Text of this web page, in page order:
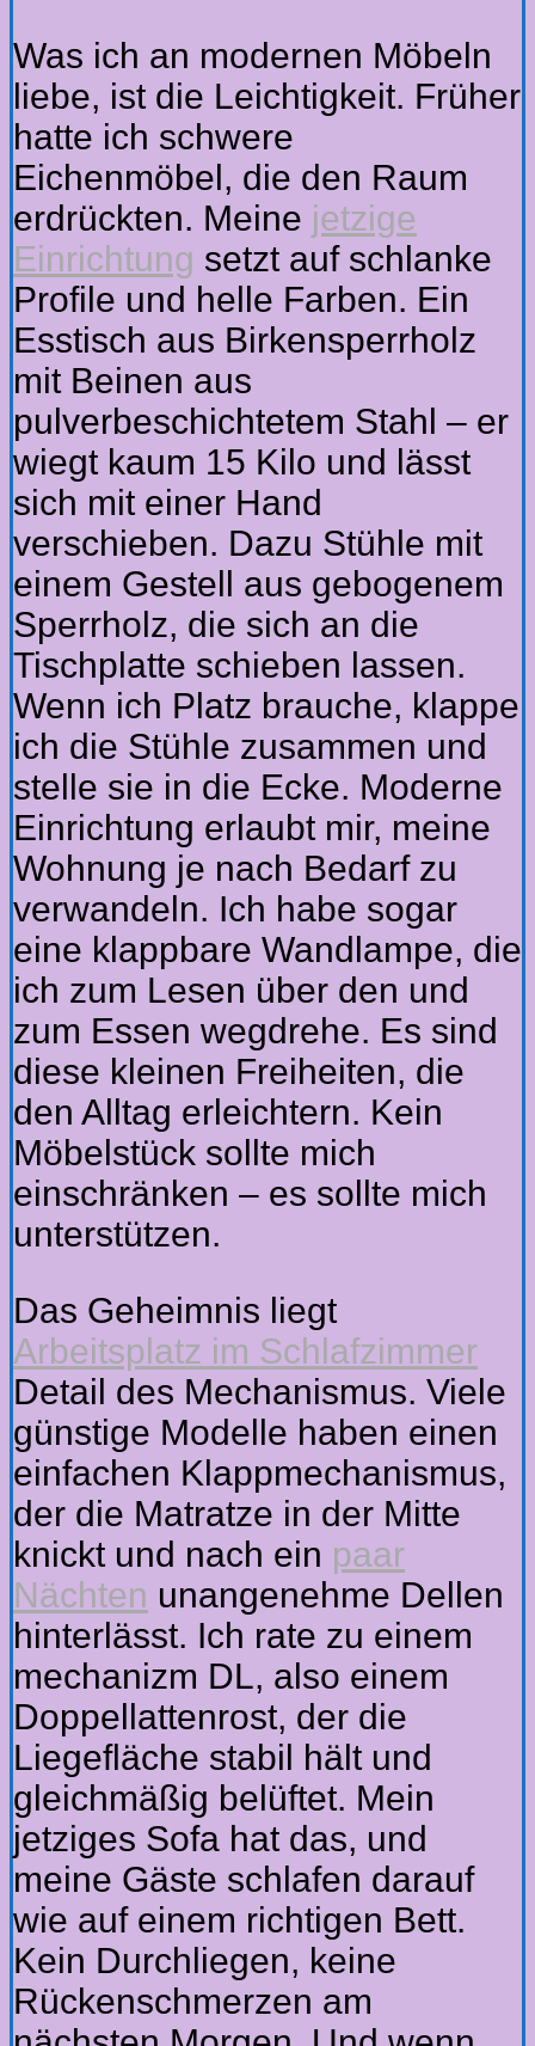
Was ich an modernen Möbeln
liebe, ist die Leichtigkeit. Früher
hatte ich schwere
Eichenmöbel, die den Raum
erdrückten. Meine jetzige
Einrichtung setzt auf schlanke
Profile und helle Farben. Ein
Esstisch aus Birkensperrholz
mit Beinen aus
pulverbeschichtetem Stahl – er
wiegt kaum 15 Kilo und lässt
sich mit einer Hand
verschieben. Dazu Stühle mit
einem Gestell aus gebogenem
Sperrholz, die sich an die
Tischplatte schieben lassen.
Wenn ich Platz brauche, klappe
ich die Stühle zusammen und
stelle sie in die Ecke. Moderne
Einrichtung erlaubt mir, meine
Wohnung je nach Bedarf zu
verwandeln. Ich habe sogar
eine klappbare Wandlampe, die
ich zum Lesen über den und
zum Essen wegdrehe. Es sind
diese kleinen Freiheiten, die
den Alltag erleichtern. Kein
Möbelstück sollte mich
einschränken – es sollte mich
unterstützen.
Das Geheimnis liegt
Arbeitsplatz im Schlafzimmer
Detail des Mechanismus. Viele
günstige Modelle haben einen
einfachen Klappmechanismus,
der die Matratze in der Mitte
knickt und nach ein paar
Nächten unangenehme Dellen
hinterlässt. Ich rate zu einem
mechanizm DL, also einem
Doppellattenrost, der die
Liegefläche stabil hält und
gleichmäßig belüftet. Mein
jetziges Sofa hat das, und
meine Gäste schlafen darauf
wie auf einem richtigen Bett.
Kein Durchliegen, keine
Rückenschmerzen am